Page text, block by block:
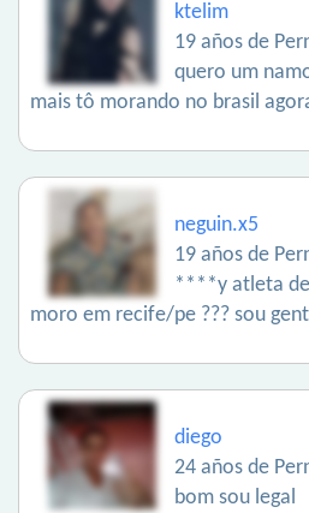
ktelim
19 años de
quero um
mais tô morando no brasil
neguin.x5
19 años de
****y atleta
moro em recife/pe ??? sou
diego
24 años de
bom sou legal